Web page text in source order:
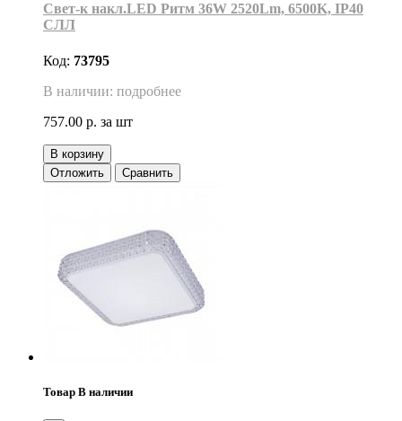
Свет-к накл.LED Ритм 36W 2520Lm, 6500K, IP40
СЛЛ
Код: 73795
В наличии: подробнее
757.00 р. за шт
В корзину
Отложить
Сравнить
Товар В наличии